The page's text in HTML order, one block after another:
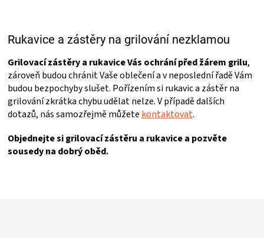
c
p
r
v
k
y
v
p
Rukavice a zástěry na grilování nezklamou
Grilovací zástěry a rukavice Vás ochrání před žárem grilu,
zároveň budou chránit Vaše oblečení a v neposlední řadě Vám
budou bezpochyby slušet. Pořízením si rukavic a zástěr na
grilování zkrátka chybu udělat nelze. V případě dalších
dotazů, nás samozřejmě můžete kontaktovat.
Objednejte si grilovací zástěru a rukavice a pozvěte
sousedy na dobrý oběd.